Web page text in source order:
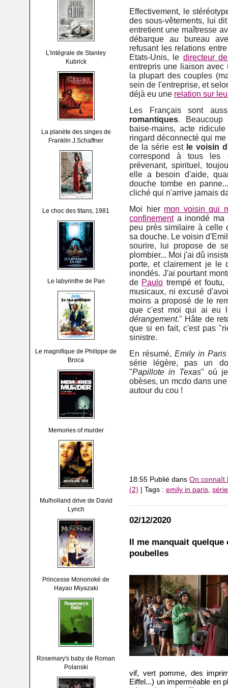
L'intégrale de Stanley
Kubrick
La planète des singes de
Franklin J.Schaffner
Le choc des titans, 1981
Le labyrinthe de Pan
Le magnifique de Philippe de
Broca
Memories of murder
Mulholland drive de David
Lynch
Princesse Mononoké de
Hayao Miyazaki
Rosemary's baby de Roman
Polanski
Effectivement, le
des sous-vêtements, lui
entretient une maîtresse
débarque au bureau
refusant les relations
Etats-Unis, le directeur
entrepris une liaison avec
la plupart des couples
sein de l'entreprise, et
déjà eu une relation sur
Les Français sont
romantiques. Beaucoup
baise-mains, acte
ringard déconnecté qui
de la série est le voisin
correspond à tous les
prévenant, spirituel,
elle a besoin d'aide,
douche tombe en
cliché qui n'arrive jamais
Moi hier mon voisin qui
confinementa inondé ma
peu près similaire à celle
sa douche. Le voisin
sourire, lui propose de
plombier... Moi j'ai dû
porte, et clairement je le
inondés. J'ai pourtant
de Paulo trempé et
musicaux, ni excusé
moins a proposé de le
que c'est moi qui ai eu
dérangement." Hâte de
que si en fait, c'est pas
sinistre.
En résumé, Emily in Paris
série légère, pas un
"Papillote in Texas" où je
obèses, un mcdo dans
autour du cou !
18:55 Publié dans On connaît
(2) | Tags : emily in paris,
02/12/2020
Il me manquait quelque
poubelles
vif, vert pomme, des
Eiffel...) un imperméable en